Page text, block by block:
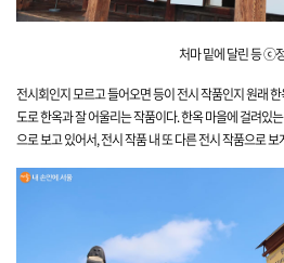
처마 밑에 달린 등 ⓒ
전시회인지 모르고 들어오면 등이 전시 작품인지 원래
도로 한옥과 잘 어울리는 작품이다. 한옥 마을에 걸려있
으로 보고 있어서, 전시 작품 내 또 다른 전시 작품으로 보